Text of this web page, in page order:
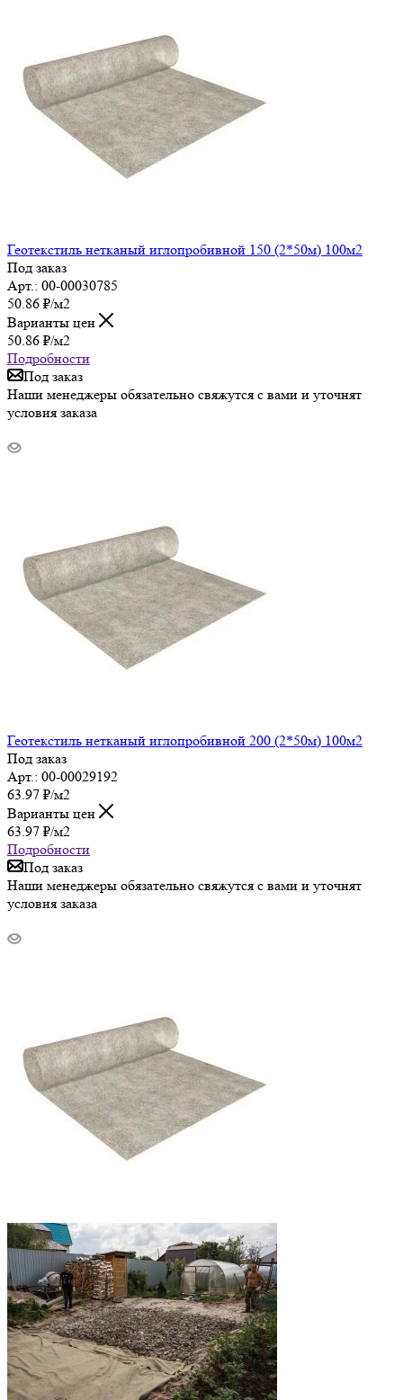
Геотекстиль нетканый иглопробивной 150 (2*50м) 100м2
Под заказ
Арт.: 00-00030785
50.86 ₽/м2
Варианты цен
50.86 ₽/м2
Подробности
Под заказ
Наши менеджеры обязательно свяжутся с вами и уточнят
условия заказа
Геотекстиль нетканый иглопробивной 200 (2*50м) 100м2
Под заказ
Арт.: 00-00029192
63.97 ₽/м2
Варианты цен
63.97 ₽/м2
Подробности
Под заказ
Наши менеджеры обязательно свяжутся с вами и уточнят
условия заказа